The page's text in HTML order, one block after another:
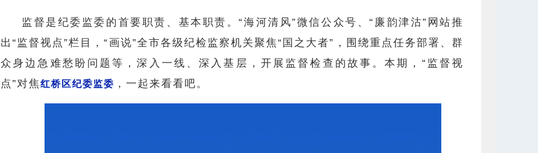
监督是纪委监委的首要职责、基本职责。“海河清风”微信公众号、“廉韵津沽”网站推
出“监督视点”栏目，“画说”全市各级纪检监察机关聚焦“国之大者”，围绕重点任务部署、群
众身边急难愁盼问题等，深入一线、深入基层，开展监督检查的故事。本期，“监督视
点”对焦红桥区纪委监委 ，一起来看看吧。